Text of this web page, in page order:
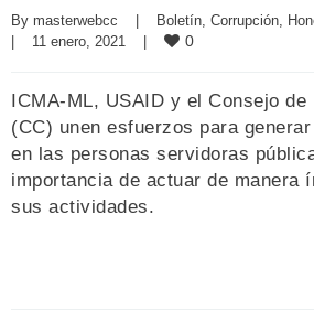
By masterwebcc | Boletín Corrupción
|
11 enero, 2021 | 0
ICMA-ML, USAID y el Consejo de
(CC) unen esfuerzos para
en las personas servidoras
importancia de actuar de manera
sus actividades.